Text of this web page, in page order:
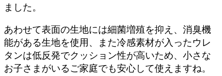
ました。
あわせて表面の生地には細菌増殖を抑え、消臭機
能がある生地を使用 、また冷感素材が入ったウレ
タンは低反発でクッション性が高いため、小さな
お子さまがいるご家庭でも安心して使えますね。